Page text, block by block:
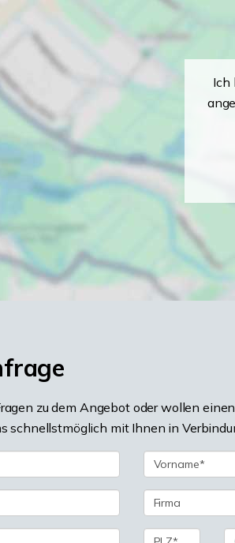
Ich
zu dem Angebot oder wollen
schnellstmöglich mit Ihnen in